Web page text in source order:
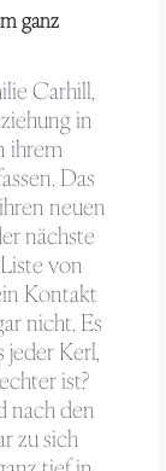
ganz
Carhill,
in
ihrem
Das
neuen
nächste
von
Kontakt
nicht. Es
jeder Kerl,
ist?
nach den
zu sich